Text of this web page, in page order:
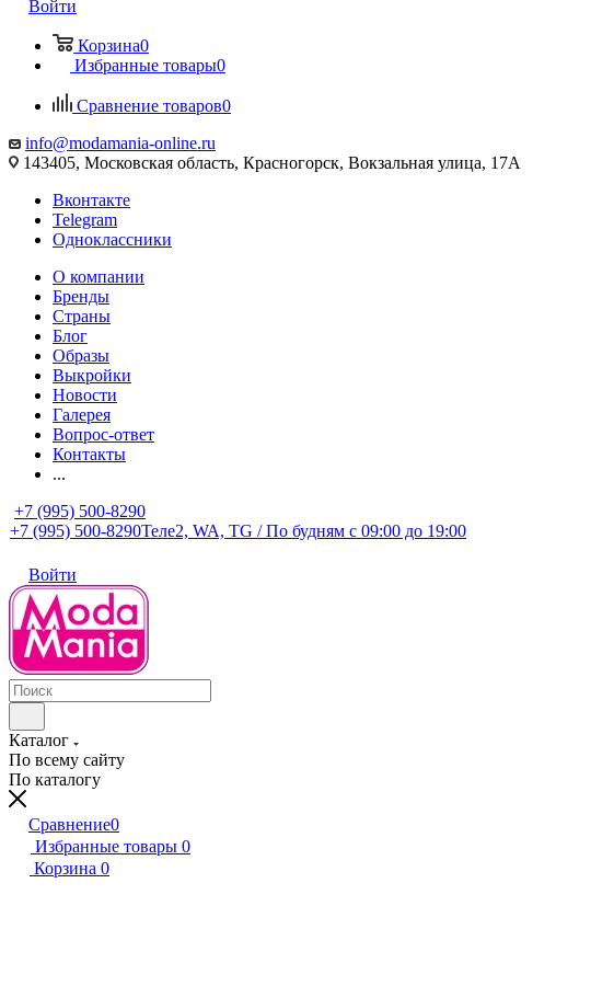
Войти
Корзина0
Избранные товары0
Сравнение товаров0
info@modamania-online.ru
143405, Московская область, Красногорск, Вокзальная улица, 17А
Вконтакте
Telegram
Одноклассники
О компании
Бренды
Страны
Блог
Образы
Выкройки
Новости
Галерея
Вопрос-ответ
Контакты
...
+7 (995) 500-8290
+7 (995) 500-8290Теле2, WA, TG / По будням c 09:00 до 19:00
Войти
Каталог
По всему сайту
По каталогу
Сравнение0
Избранные товары 0
Корзина 0